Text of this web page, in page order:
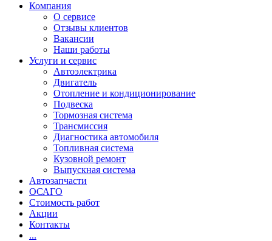
Компания
О сервисе
Отзывы клиентов
Вакансии
Наши работы
Услуги и сервис
Автоэлектрика
Двигатель
Отопление и кондиционирование
Подвеска
Тормозная система
Трансмиссия
Диагностика автомобиля
Топливная система
Кузовной ремонт
Выпускная система
Автозапчасти
ОСАГО
Стоимость работ
Акции
Контакты
...